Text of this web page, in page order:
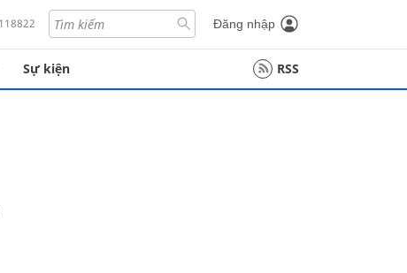
Đăng nhập
Sự kiện RSS